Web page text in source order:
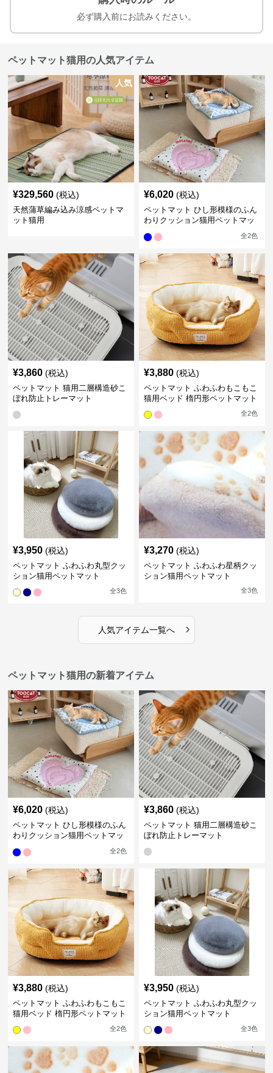
必ず購入前にお読みください。
ペットマット猫用の人気アイテム
人気
¥329,560 (税込)
天然蒲草編み込み涼感ペットマ
ット猫用
¥6,020 (税込)
ペットマット ひし形模様のふん
わりクッション猫用ペットマッ
全2色
¥3,860 (税込)
ペットマット 猫用二層構造砂こ
ぼれ防止トレーマット
¥3,880 (税込)
ペットマット ふわふわもこもこ
猫用ベッド 楕円形ペットマット
全2色
¥3,950 (税込)
ペットマット ふわふわ丸型クッ
ション猫用ペットマット
全3色
¥3,270 (税込)
ペットマット ふわふわ星柄クッ
ション猫用ペットマット
全3色
人気アイテム一覧へ ›
ペットマット猫用の新着アイテム
¥6,020 (税込)
ペットマット ひし形模様のふん
わりクッション猫用ペットマッ
全2色
¥3,860 (税込)
ペットマット 猫用二層構造砂こ
ぼれ防止トレーマット
¥3,880 (税込)
ペットマット ふわふわもこもこ
猫用ベッド 楕円形ペットマット
全2色
¥3,950 (税込)
ペットマット ふわふわ丸型クッ
ション猫用ペットマット
全3色